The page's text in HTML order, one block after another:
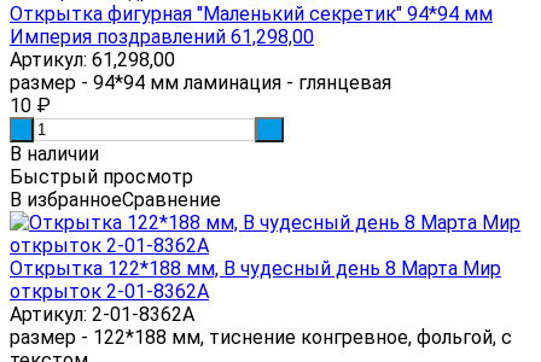
Открытка фигурная "Маленький секретик" 94*94 мм
Империя поздравлений 61,298,00
Артикул: 61,298,00
размер - 94*94 мм ламинация - глянцевая
10 ₽
В наличии
Быстрый просмотр
В избранноеСравнение
Открытка 122*188 мм, В чудесный день 8 Марта Мир
открыток 2-01-8362А
Артикул: 2-01-8362А
размер - 122*188 мм, тиснение конгревное, фольгой, с